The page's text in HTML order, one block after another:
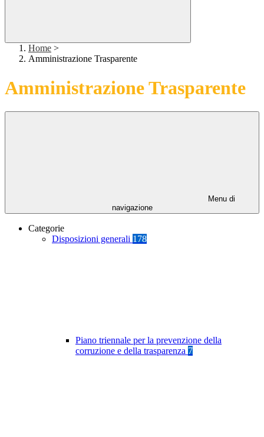
Home >
Amministrazione Trasparente
Amministrazione Trasparente
Menu di
navigazione
Categorie
Disposizioni generali 178
Piano triennale per la prevenzione della
corruzione e della trasparenza 7